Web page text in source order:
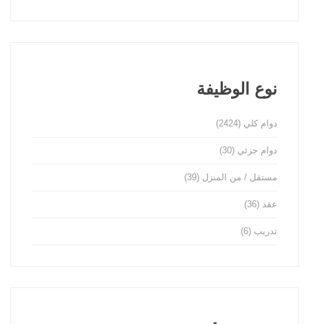
نوع الوظيفة
دوام كلي (2424)
دوام جزئي (30)
مستقل / من المنزل (39)
عقد (36)
تدريب (6)